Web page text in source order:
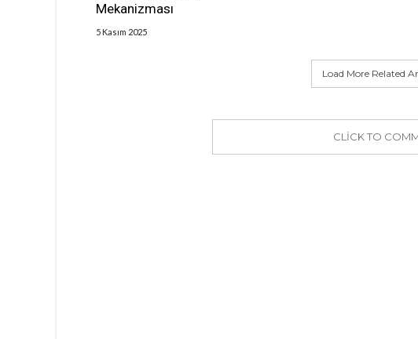
Mekanizması
5 Kasım 2025
Load More Related
CLICK TO